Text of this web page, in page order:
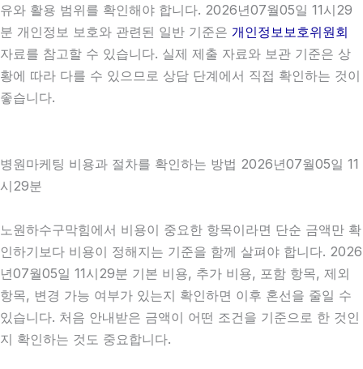
유와 활용 범위를 확인해야 합니다. 2026년07월05일 11시29
분 개인정보 보호와 관련된 일반 기준은 개인정보보호위원회
자료를 참고할 수 있습니다. 실제 제출 자료와 보관 기준은 상
황에 따라 다를 수 있으므로 상담 단계에서 직접 확인하는 것이
좋습니다.
병원마케팅 비용과 절차를 확인하는 방법 2026년07월05일 11
시29분
노원하수구막힘에서 비용이 중요한 항목이라면 단순 금액만 확
인하기보다 비용이 정해지는 기준을 함께 살펴야 합니다. 2026
년07월05일 11시29분 기본 비용, 추가 비용, 포함 항목, 제외
항목, 변경 가능 여부가 있는지 확인하면 이후 혼선을 줄일 수
있습니다. 처음 안내받은 금액이 어떤 조건을 기준으로 한 것인
지 확인하는 것도 중요합니다.